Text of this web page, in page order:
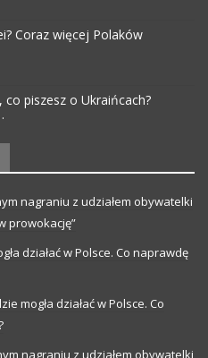
Coraz więcej Polaków
co piszesz o Ukraińcach?
nagraniu z udziałem obywatelki
prowokację”
działać w Polsce. Co naprawdę
mogła działać w Polsce. Co
nagraniu z udziałem obywatelki